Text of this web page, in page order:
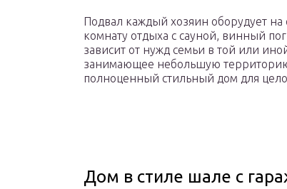
Подвал каждый хозяин оборудует на
комнату отдыха с сауной, винный
зависит от нужд семьи в той или
занимающее небольшую территорию
полноценный стильный дом для
Дом в стиле шале с